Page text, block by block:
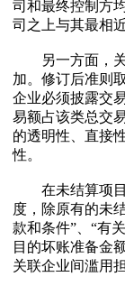
司和最终控制方
司之上与其最相
另一方面，关
加。修订后准则
企业必须披露交
易额占该类总交
的透明性、直接
性。
在未结算项目
度，除原有的未
款和条件”、“有
目的坏账准备金
关联企业间滥用